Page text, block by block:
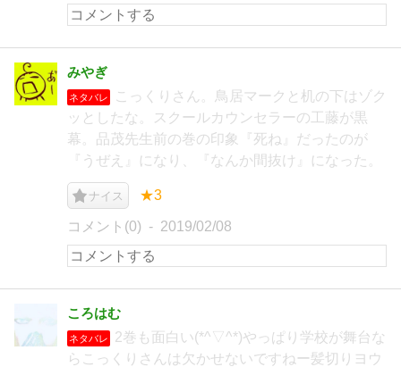
みやぎ
ネタバレ
こっくりさん。鳥居マークと机の下はゾク
ッとしたな。スクールカウンセラーの工藤が黒
幕。品茂先生前の巻の印象『死ね』だったのが
『うぜえ』になり、『なんか間抜け』になった。
ナイス ★3
コメント(0) 2019/02/08
ころはむ
ネタバレ
2巻も面白い(*^▽^*)やっぱり学校が舞台な
らこっくりさんは欠かせないですねー髪切りヨウ